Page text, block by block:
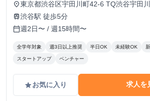
place東京都渋谷区宇田川町42-6 TQ渋谷宇田
train渋谷駅 徒歩5分
calendar_today週2日〜 / 週15時間〜
全学年対象 週3日以上推奨 半日OK 未経験OK
スタートアップ ベンチャー
gradeお気に入り 求人を